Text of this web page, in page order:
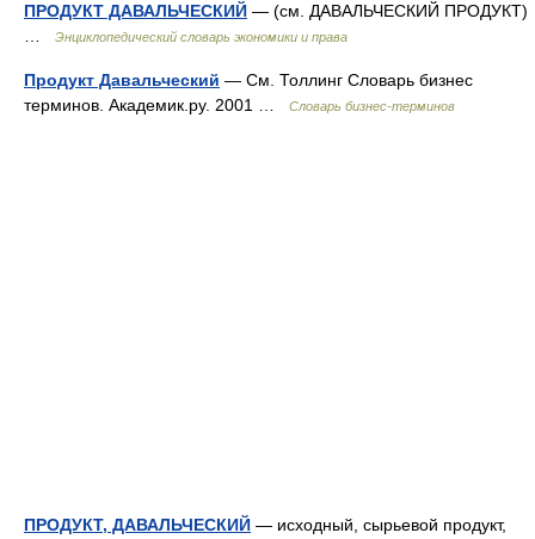
ПРОДУКТ ДАВАЛЬЧЕСКИЙ — (см. ДАВАЛЬЧЕСКИЙ ПРОДУКТ)
Энциклопедический словарь экономики и права
Продукт Давальческий — См. Толлинг Словарь бизнес
терминов. Академик.ру. 2001 …
Словарь бизнес-терминов
ПРОДУКТ, ДАВАЛЬЧЕСКИЙ — исходный, сырьевой продукт,